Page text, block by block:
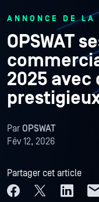
ANNONCE DE LA
OPSWAT
2025 avec
Par OPSWAT
Fév 12, 2026
Partager cet article